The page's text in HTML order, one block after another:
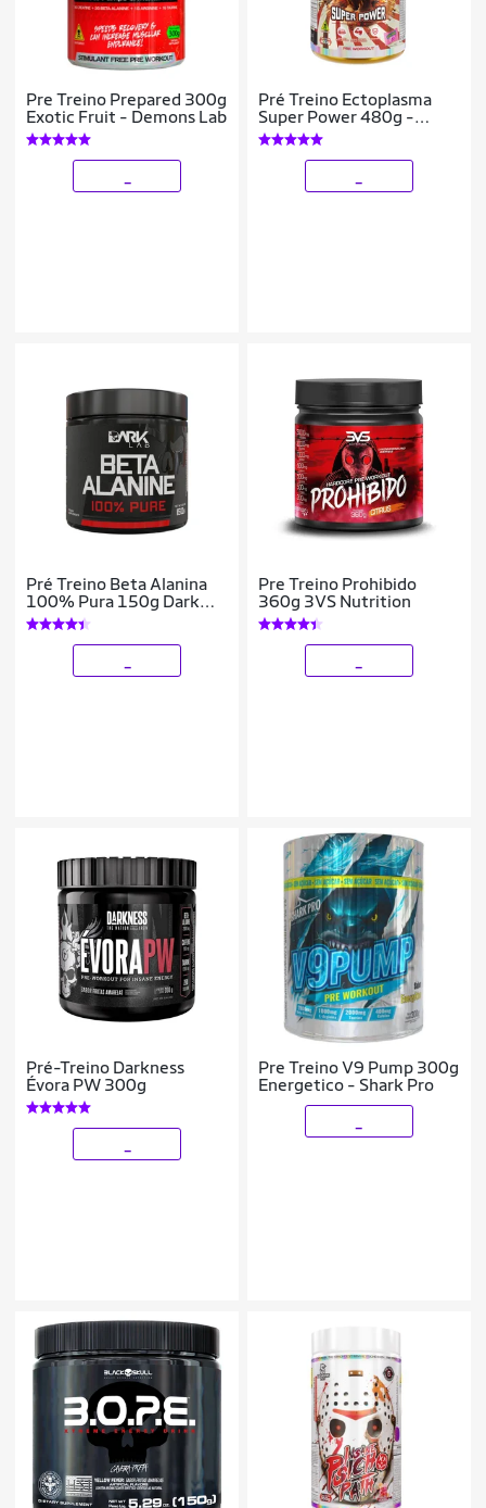
Pre Treino Prepared 300g
Exotic Fruit - Demons Lab
Pré Treino Ectoplasma
Super Power 480g -
Demons Lab
Pré Treino Beta Alanina
100% Pura 150g Dark
Lab
Pre Treino Prohibido
360g 3VS Nutrition
Pré-Treino Darkness
Évora PW 300g
Pre Treino V9 Pump 300g
Energetico - Shark Pro